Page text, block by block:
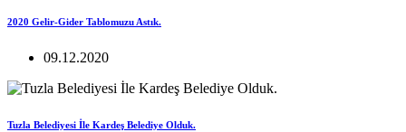
2020 Gelir-Gider Tablomuzu Astık.
09.12.2020
Tuzla Belediyesi İle Kardeş Belediye Olduk.